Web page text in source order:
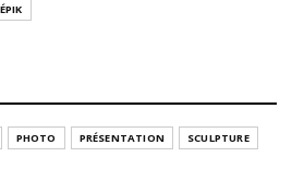
PHOTO PRÉSENTATION
SCULPTURE